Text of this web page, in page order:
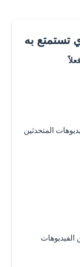
تستمتع به
من فيديوهات المتحدثين